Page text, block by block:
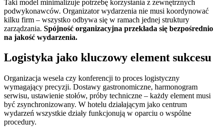
Taki model minimalizuje potrzebę korzystania z zewnętrznych
podwykonawców. Organizator wydarzenia nie musi koordynować
kilku firm – wszystko odbywa się w ramach jednej struktury
zarządzania. Spójność organizacyjna przekłada się bezpośrednio
na jakość wydarzenia.
Logistyka jako kluczowy element sukcesu
Organizacja wesela czy konferencji to proces logistyczny
wymagający precyzji. Dostawy gastronomiczne, harmonogram
serwisu, ustawienie stołów, próby techniczne – każdy element musi
być zsynchronizowany. W hotelu działającym jako centrum
wydarzeń wszystkie działy funkcjonują w oparciu o wspólne
procedury.